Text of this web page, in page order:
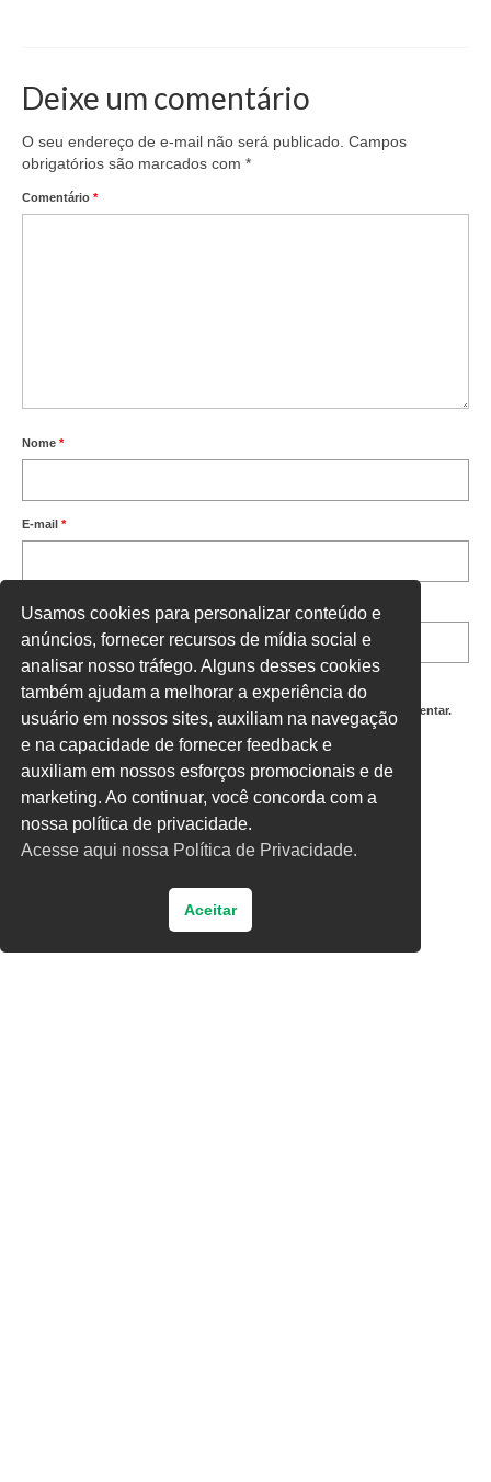
Deixe um comentário
O seu endereço de e-mail não será publicado. Campos
obrigatórios são marcados com *
Comentário *
Nome *
E-mail *
Site
Salvar meus dados neste navegador para a próxima vez que eu comentar.
Digite uma resposta em números:
quatro × 1 =
Usamos cookies para personalizar conteúdo e
anúncios, fornecer recursos de mídia social e
analisar nosso tráfego. Alguns desses cookies
também ajudam a melhorar a experiência do
usuário em nossos sites, auxiliam na navegação
e na capacidade de fornecer feedback e
auxiliam em nossos esforços promocionais e de
marketing. Ao continuar, você concorda com a
nossa política de privacidade.
Acesse aqui nossa Política de Privacidade.
Aceitar